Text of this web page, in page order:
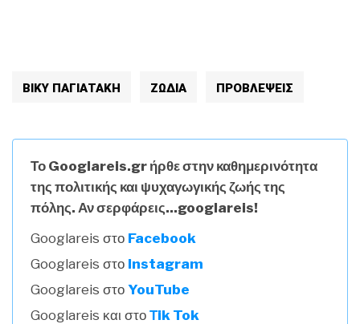
ΒΙΚΥ ΠΑΓΙΑΤΑΚΗ ΖΩΔΙΑ ΠΡΟΒΛΈΨΕΙΣ
Το Googlareis.gr ήρθε στην καθημερινότητα
της πολιτικής και ψυχαγωγικής ζωής της
πόλης. Αν σερφάρεις...googlareis!
Googlareis στο Facebook
Googlareis στο Instagram
Googlareis στο YouTube
Googlareis και στο Τik Tok